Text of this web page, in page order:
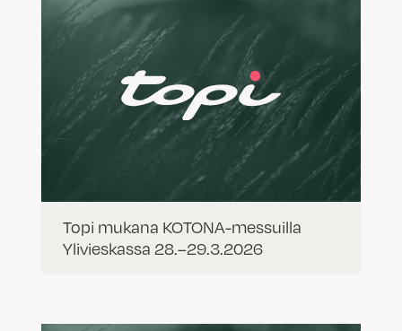
Topi mukana KOTONA-messuilla
Ylivieskassa 28.–29.3.2026